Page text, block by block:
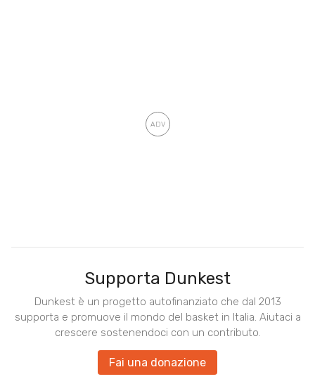
Supporta Dunkest
Dunkest è un progetto autofinanziato che dal 2013
supporta e promuove il mondo del basket in Italia. Aiutaci a
crescere sostenendoci con un contributo.
Fai una donazione